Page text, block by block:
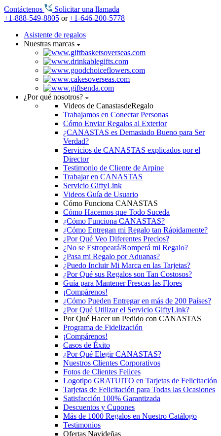
Contáctenos
Solicitar una llamada
+1-888-549-8805 or+1-646-200-5778
Asistente de regalos
Nuestras marcas
¿Por qué nosotros?
Videos de CanastasdeRegalo
Trabajamos en Conectar Personas
Cómo Enviar Regalos al Exterior
¿CANASTAS es Demasiado Bueno para Ser
Verdad?
Servicios de CANASTAS explicados por el
Director
Testimonio de Cliente de Arpine
Trabajar en CANASTAS
Servicio GiftyLink
Videos Guía de Usuario
Cómo Funciona CANASTAS
Cómo Hacemos que Todo Suceda
¿Cómo Funciona CANASTAS?
¿Cómo Entregan mi Regalo tan Rápidamente?
¿Por Qué Veo Diferentes Precios?
¿No se Estropeará/Romperá mi Regalo?
¿Pasa mi Regalo por Aduanas?
¿Puedo Incluir Mi Marca en las Tarjetas?
¿Por Qué sus Regalos son Tan Costosos?
Guía para Mantener Frescas las Flores
¡Compárenos!
¿Cómo Pueden Entregar en más de 200 Países?
¿Por Qué Utilizar el Servicio GiftyLink?
Por Qué Hacer un Pedido con CANASTAS
Programa de Fidelización
¡Compárenos!
Casos de Éxito
¿Por Qué Elegir CANASTAS?
Nuestros Clientes Corporativos
Fotos de Clientes Felices
Logotipo GRATUITO en Tarjetas de Felicitación
Tarjetas de Felicitación para Todas las Ocasiones
Satisfacción 100% Garantizada
Descuentos y Cupones
Más de 1000 Regalos en Nuestro Catálogo
Testimonios
Ofertas Navideñas